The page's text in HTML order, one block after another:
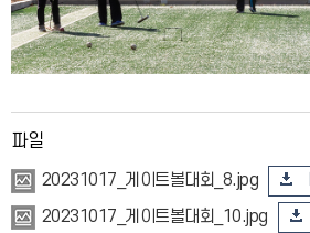
파일
20231017_게이트볼대회_8.jpg
20231017_게이트볼대회_10.jpg